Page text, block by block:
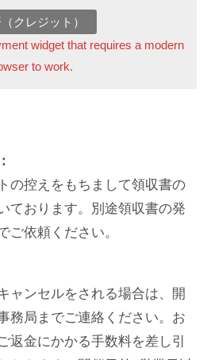
クレジット）
widget that requires a modern
to work.
の控えをもちまして領収書の
ております。別途領収書の発
ご依頼ください。
ャンセルをされる場合は、開
務局までご連絡ください。お
返金にかかる手数料を差し引